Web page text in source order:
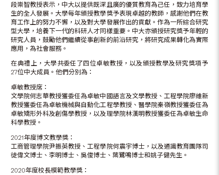
段崇智教授表示，中大以提供既深且廣的優質教育為己任，致力培育學
生的全人發展。大學每年頒授教學獎予表現卓越的教師，感謝他們在教
育工作上的努力不懈，以及對大學發展作出的貢獻。作為一所綜合研究
型大學，培養下一代的科研人才同樣重要。中大亦頒授研究獎予年輕的
研究人員，鼓勵他們繼續從事創新的前沿研究，將研究成果轉化為實際
應用，為社會服務。
在典禮上，大學共委任了四位卓敏教授，以及頒授教學及研究獎項予
27位中大成員。他們分別為：
卓敏教授席：
文學院何志華教授獲委任為卓敏中國語言及文學教授、工程學院廖維新
教授獲委任為卓敏機械與自動化工程學教授、醫學院秦嶺教授獲委任為
卓敏矯形外科及創傷學教授，以及理學院林漢明教授獲委任為卓敏生命
科學教授。
2021年度博文教學獎：
工商管理學院尹振英教授、工程學院何震宇博士，以及通識教育團隊司
徒偉文博士、李明博士、吳俊博士、葉鷺鳴博士和姚子健先生。
2020年度校長模範教學獎：